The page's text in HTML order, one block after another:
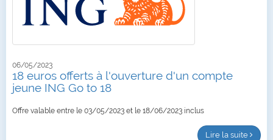
06/05/2023
18 euros offerts à l'ouverture d'un compte
jeune ING Go to 18
Offre valable entre le 03/05/2023 et le 18/06/2023 inclus
Lire la suite